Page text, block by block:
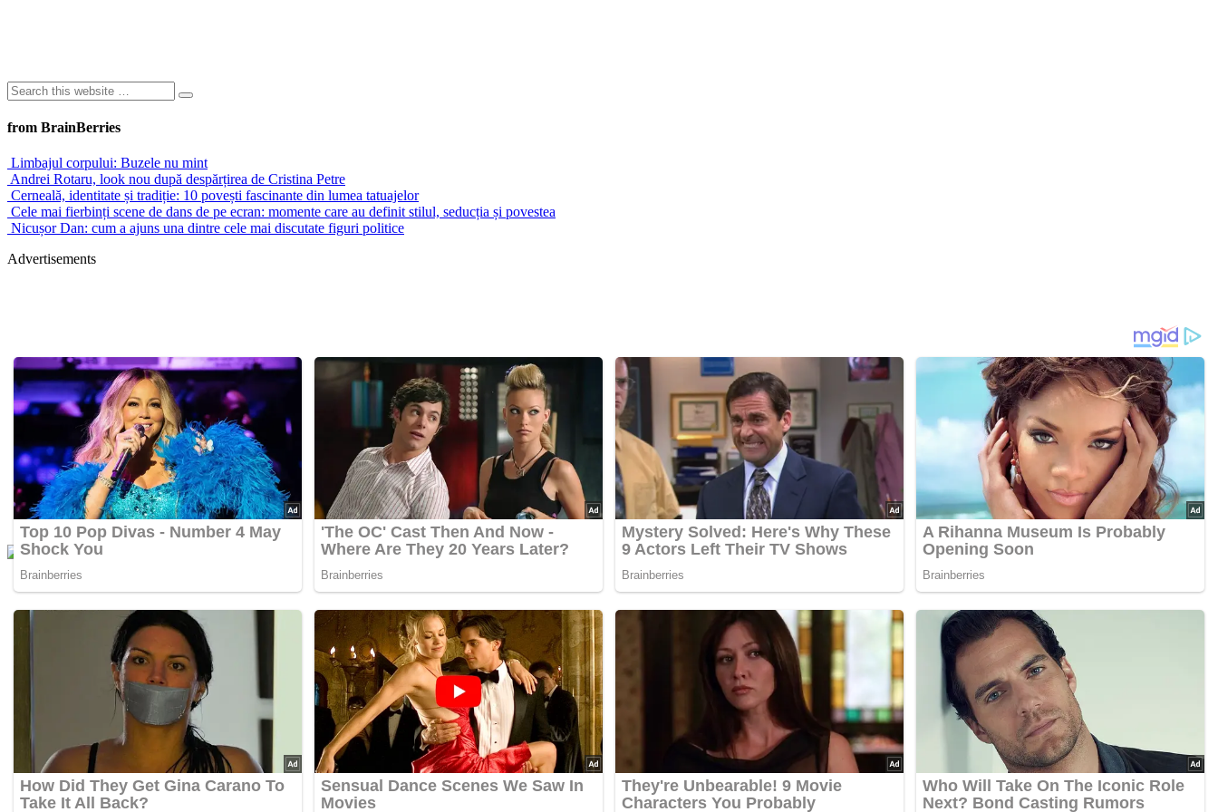
from BrainBerries
Limbajul corpului: Buzele nu mint
Andrei Rotaru, look nou după despărțirea de Cristina Petre
Cerneală, identitate și tradiție: 10 povești fascinante din lumea tatuajelor
Cele mai fierbinți scene de dans de pe ecran: momente care au definit stilul, seducția și povestea
Nicușor Dan: cum a ajuns una dintre cele mai discutate figuri politice
Advertisements